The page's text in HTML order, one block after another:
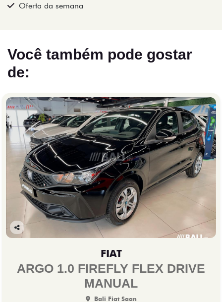
Oferta da semana
Você também pode gostar
de:
Co
lhe
FIAT
ARGO 1.0 FIREFLY FLEX DRIVE
MANUAL
Bali Fiat Saan